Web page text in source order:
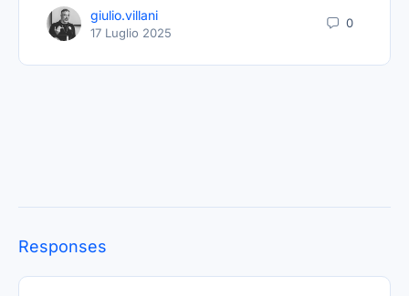
giulio.villani
17 Luglio 2025
0
Responses